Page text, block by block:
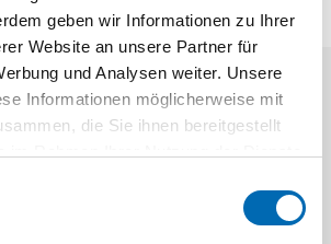
geben wir Informationen zu Ihrer
Website an unsere Partner für
und Analysen weiter. Unsere
Informationen möglicherweise mit
die Sie ihnen bereitgestellt